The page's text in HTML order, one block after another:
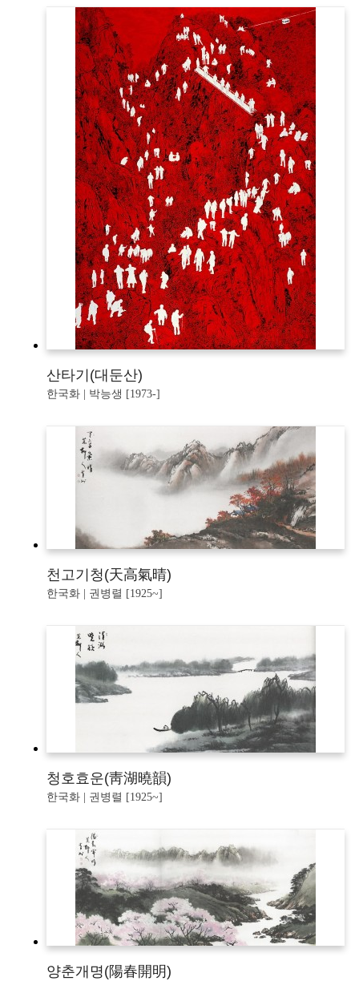
산타기(대둔산)
한국화 | 박능생 [1973-]
천고기청(天高氣晴)
한국화 | 권병렬 [1925~]
청호효운(靑湖曉韻)
한국화 | 권병렬 [1925~]
양춘개명(陽春開明)